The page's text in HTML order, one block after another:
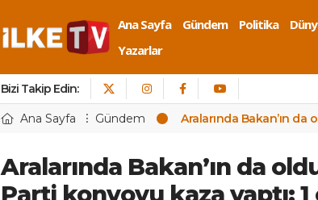
Ana Sayfa Gündem Politika
Yazarlar
Bizi Takip Edin:
Ana Sayfa Gündem Aralarında Bakan’ın da
Aralarında Bakan’ın da
Parti konvoyu kaza yaptı: 1